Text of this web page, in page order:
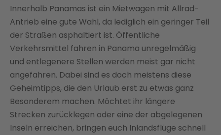
Innerhalb Panamas ist ein Mietwagen mit Allrad-
Antrieb eine gute Wahl, da lediglich ein geringer Teil
der Straßen asphaltiert ist. Öffentliche
Verkehrsmittel fahren in Panama unregelmäßig
und entlegenere Stellen werden meist gar nicht
angefahren. Dabei sind es doch meistens diese
Geheimtipps, die den Urlaub erst zu etwas ganz
Besonderem machen. Möchtet ihr längere
Strecken zurücklegen oder eine der abgelegenen
Inseln erreichen, bringen euch Inlandsflüge schnell